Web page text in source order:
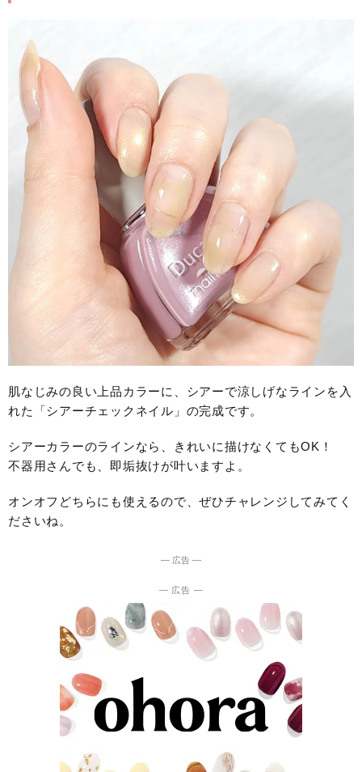
肌なじみの良い上品カラーに、シアーで涼しげなラインを入
れた「シアーチェックネイル」の完成です。
シアーカラーのラインなら、きれいに描けなくてもOK！
不器用さんでも、即垢抜けが叶いますよ。
オンオフどちらにも使えるので、ぜひチャレンジしてみてく
ださいね。
― 広告 ―
― 広告 ―